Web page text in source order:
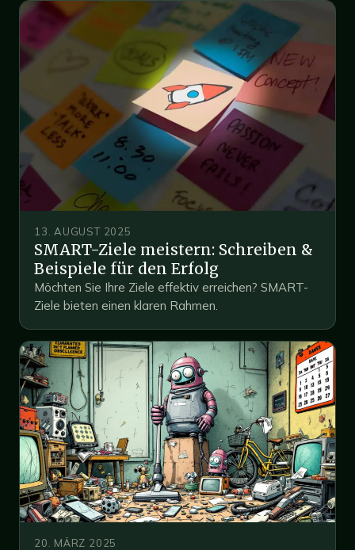
13. AUGUST 2025
SMART-Ziele meistern: Schreiben &
Beispiele für den Erfolg
Möchten Sie Ihre Ziele effektiv erreichen? SMART-
Ziele bieten einen klaren Rahmen.
20. MÄRZ 2025